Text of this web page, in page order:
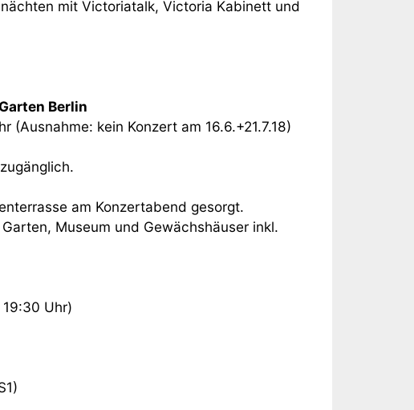
mit Victoriatalk, Victoria Kabinett und
Berlin
kein Konzert am 16.6.+21.7.18)
am Konzertabend gesorgt.
Museum und Gewächshäuser inkl.
Uhr)